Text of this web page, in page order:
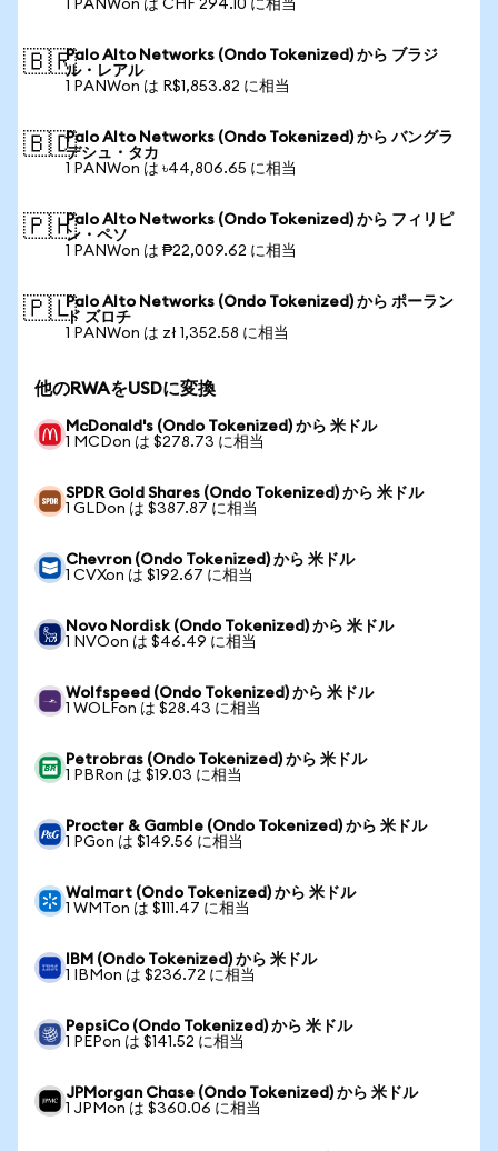
1 PANWon は CHF 294.10 に相当
🇧🇷Palo Alto Networks (Ondo Tokenized) から ブラジ
ル・レアル
1 PANWon は R$1,853.82 に相当
🇧🇩Palo Alto Networks (Ondo Tokenized) から バングラ
デシュ・タカ
1 PANWon は ৳44,806.65 に相当
🇵🇭Palo Alto Networks (Ondo Tokenized) から フィリピ
ン・ペソ
1 PANWon は ₱22,009.62 に相当
🇵🇱Palo Alto Networks (Ondo Tokenized) から ポーラン
ド ズロチ
1 PANWon は zł 1,352.58 に相当
他のRWAをUSDに変換
McDonald's (Ondo Tokenized) から 米ドル
1 MCDon は $278.73 に相当
SPDR Gold Shares (Ondo Tokenized) から 米ドル
1 GLDon は $387.87 に相当
Chevron (Ondo Tokenized) から 米ドル
1 CVXon は $192.67 に相当
Novo Nordisk (Ondo Tokenized) から 米ドル
1 NVOon は $46.49 に相当
Wolfspeed (Ondo Tokenized) から 米ドル
1 WOLFon は $28.43 に相当
Petrobras (Ondo Tokenized) から 米ドル
1 PBRon は $19.03 に相当
Procter & Gamble (Ondo Tokenized) から 米ドル
1 PGon は $149.56 に相当
Walmart (Ondo Tokenized) から 米ドル
1 WMTon は $111.47 に相当
IBM (Ondo Tokenized) から 米ドル
1 IBMon は $236.72 に相当
PepsiCo (Ondo Tokenized) から 米ドル
1 PEPon は $141.52 に相当
JPMorgan Chase (Ondo Tokenized) から 米ドル
1 JPMon は $360.06 に相当